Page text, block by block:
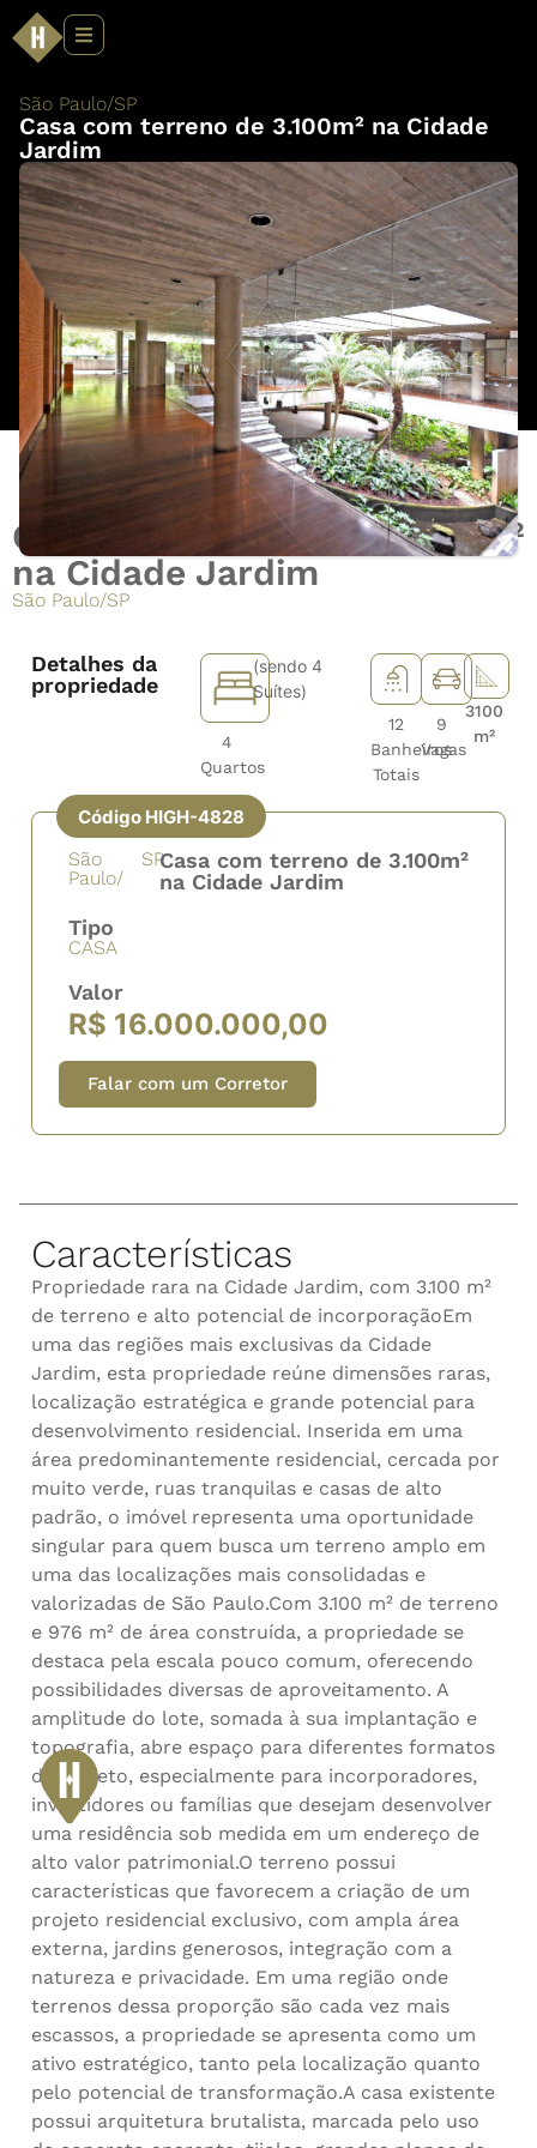
São Paulo/SP
Casa com terreno de 3.100m² na Cidade
Jardim
Casa com terreno de 3.100m²
na Cidade Jardim
São Paulo/SP
Detalhes da
propriedade
4
Quartos
(sendo 4
Suítes)
12
Banheiros
Totais
9
Vagas
3100
m²
Código HIGH-4828
São
Paulo/
SPCasa com terreno de 3.100m²
na Cidade Jardim
Tipo
CASA
Valor
R$ 16.000.000,00
Falar com um Corretor
Características
Propriedade rara na Cidade Jardim, com 3.100 m²
de terreno e alto potencial de incorporaçãoEm
uma das regiões mais exclusivas da Cidade
Jardim, esta propriedade reúne dimensões raras,
localização estratégica e grande potencial para
desenvolvimento residencial. Inserida em uma
área predominantemente residencial, cercada por
muito verde, ruas tranquilas e casas de alto
padrão, o imóvel representa uma oportunidade
singular para quem busca um terreno amplo em
uma das localizações mais consolidadas e
valorizadas de São Paulo.Com 3.100 m² de terreno
e 976 m² de área construída, a propriedade se
destaca pela escala pouco comum, oferecendo
possibilidades diversas de aproveitamento. A
amplitude do lote, somada à sua implantação e
topografia, abre espaço para diferentes formatos
de projeto, especialmente para incorporadores,
investidores ou famílias que desejam desenvolver
uma residência sob medida em um endereço de
alto valor patrimonial.O terreno possui
características que favorecem a criação de um
projeto residencial exclusivo, com ampla área
externa, jardins generosos, integração com a
natureza e privacidade. Em uma região onde
terrenos dessa proporção são cada vez mais
escassos, a propriedade se apresenta como um
ativo estratégico, tanto pela localização quanto
pelo potencial de transformação.A casa existente
possui arquitetura brutalista, marcada pelo uso